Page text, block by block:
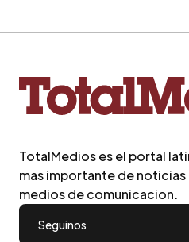
TotalMedios es el portal
mas importante de noticias
medios de comunicacion.
Seguinos